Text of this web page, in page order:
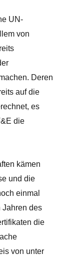
UN-
von
Deren
auf die
es
die
kämen
und die
einmal
Jahren des
die
von unter